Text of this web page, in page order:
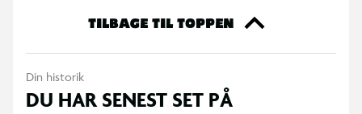
TILBAGE TIL TOPPEN
Din historik
DU HAR SENEST SET PÅ